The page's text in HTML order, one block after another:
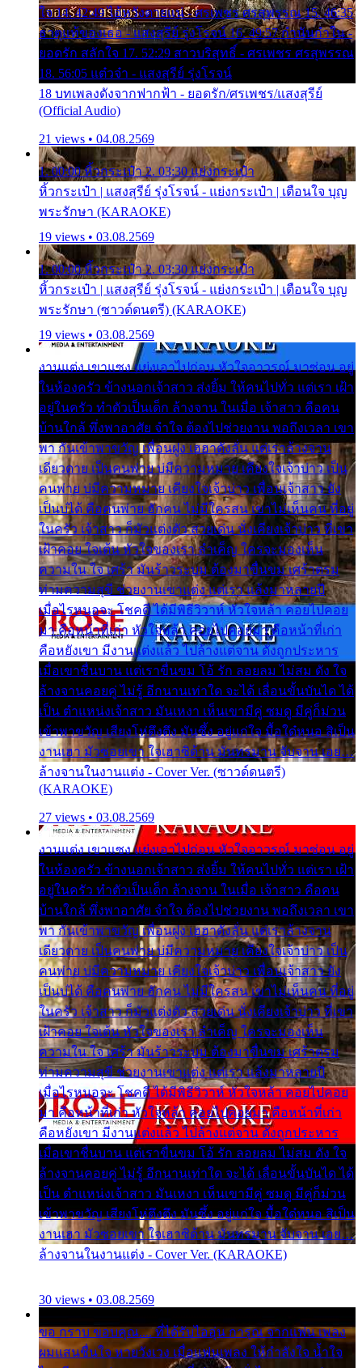
ใจ 14. 42:49 ไอ้หวังตายแน่ - ศรเพชร ศรสุพรรณ 15. 46:35
ธาตุแท้ของเธอ - แสงสุรีย์ รุ่งโรจน์ 16. 49:57 กำนันกำใน -
ยอดรัก สลักใจ 17. 52:29 สาวบริสุทธิ์ - ศรเพชร ศรสุพรรณ
18. 56:05 แต๋วจ๋า - แสงสุรีย์ รุ่งโรจน์
18 บทเพลงดังจากฟากฟ้า - ยอดรัก/ศรเพชร/แสงสุรีย์
(Official Audio)
21 views • 04.08.2569
1. 00:00 หิ้วกระเป๋า 2. 03:30 แย่งกระเป๋า
หิ้วกระเป๋า | แสงสุรีย์ รุ่งโรจน์ - แย่งกระเป๋า | เตือนใจ บุญ
พระรักษา (KARAOKE)
19 views • 03.08.2569
1. 00:00 หิ้วกระเป๋า 2. 03:30 แย่งกระเป๋า
หิ้วกระเป๋า | แสงสุรีย์ รุ่งโรจน์ - แย่งกระเป๋า | เตือนใจ บุญ
พระรักษา (ซาวด์ดนตรี) (KARAOKE)
19 views • 03.08.2569
งานแต่ง เขาแซง แย่งเอาไปก่อน หัวใจอาวรณ์ มาซ่อน อยู่
ในห้องครัว ข้างนอกเจ้าสาว ส่งยิ้ม ให้คนไปทั่ว แต่เรา เฝ้า
อยู่ในครัว ทำตัวเป็นเด็ก ล้างจาน ในเมื่อ เจ้าสาว คือคน
บ้านใกล้ พึ่งพาอาศัย จำใจ ต้องไปช่วยงาน พอถึงเวลา เขา
พา กันเข้าพาขวัญ เพื่อนฝูง เฮฮาดังลั่น แต่เราล้างจาน
เดียวดาย เป็นคนพ่าย บ่มีความหมาย เคียงใจเจ้าบ่าว เป็น
คนพ่าย บ่มีความหมาย เคียงใจเจ้าบ่าว เพื่อนเจ้าสาว ยัง
เป็นบ่ได้ คือคนพ่าย ฮักคน ไม่มีใครสน เขาไม่เห็นคน ที่อยู่
ในครัว เจ้าสาว ก็มัวแต่งตัว สวยเด่น นั่งเคียงเจ้าบ่าว ที่เขา
เฝ้าคอย ใจเต้น หัวใจของเรา ลำเค็ญ ใครจะมองเห็น
ความใน ใจ เศร้า มันร้าวระบม ต้องมาขื่นขม เศร้าตรม
ท่ามความสุขี ช่วยงานเขาแต่ง แต่เรา แล้งมาหลายปี
เมื่อไรหนอจะ โชคดี ได้มีพิธีวิวาห์ หัวใจหล้า คอยไปคอย
มา คือหน้าที่เก่า หัวใจหล้า คอยไปคอยมา คือหน้าที่เก่า
คือหยังเขา มีงานแต่งแล้ว ไปล้างแต่จาน ดั่งถูกประหาร
เมื่อเขาชื่นบาน แต่เราขื่นขม โอ้ รัก ลอยลม ไม่สม ดัง ใจ
ล้างจานคอยคู่ ไม่รู้ อีกนานเท่าใด จะได้ เลื่อนขั้นบันได ได้
เป็น ตำแหน่งเจ้าสาว มันเหงา เห็นเขามีคู่ ซมดู มีคู่ก็ม่วน
เข้าพาขวัญ เสียงโห่ตึงตึง มันซึ้ง อยู่แก่ใจ มื้อใด๋หนอ สิเป็น
งานเฮา มัวซอยเขา ใจเฮาซิด้าน มันทรมาน จับจาน เอย…
ล้างจานในงานแต่ง - Cover Ver. (ซาวด์ดนตรี)
(KARAOKE)
27 views • 03.08.2569
งานแต่ง เขาแซง แย่งเอาไปก่อน หัวใจอาวรณ์ มาซ่อน อยู่
ในห้องครัว ข้างนอกเจ้าสาว ส่งยิ้ม ให้คนไปทั่ว แต่เรา เฝ้า
อยู่ในครัว ทำตัวเป็นเด็ก ล้างจาน ในเมื่อ เจ้าสาว คือคน
บ้านใกล้ พึ่งพาอาศัย จำใจ ต้องไปช่วยงาน พอถึงเวลา เขา
พา กันเข้าพาขวัญ เพื่อนฝูง เฮฮาดังลั่น แต่เราล้างจาน
เดียวดาย เป็นคนพ่าย บ่มีความหมาย เคียงใจเจ้าบ่าว เป็น
คนพ่าย บ่มีความหมาย เคียงใจเจ้าบ่าว เพื่อนเจ้าสาว ยัง
เป็นบ่ได้ คือคนพ่าย ฮักคน ไม่มีใครสน เขาไม่เห็นคน ที่อยู่
ในครัว เจ้าสาว ก็มัวแต่งตัว สวยเด่น นั่งเคียงเจ้าบ่าว ที่เขา
เฝ้าคอย ใจเต้น หัวใจของเรา ลำเค็ญ ใครจะมองเห็น
ความใน ใจ เศร้า มันร้าวระบม ต้องมาขื่นขม เศร้าตรม
ท่ามความสุขี ช่วยงานเขาแต่ง แต่เรา แล้งมาหลายปี
เมื่อไรหนอจะ โชคดี ได้มีพิธีวิวาห์ หัวใจหล้า คอยไปคอย
มา คือหน้าที่เก่า หัวใจหล้า คอยไปคอยมา คือหน้าที่เก่า
คือหยังเขา มีงานแต่งแล้ว ไปล้างแต่จาน ดั่งถูกประหาร
เมื่อเขาชื่นบาน แต่เราขื่นขม โอ้ รัก ลอยลม ไม่สม ดัง ใจ
ล้างจานคอยคู่ ไม่รู้ อีกนานเท่าใด จะได้ เลื่อนขั้นบันได ได้
เป็น ตำแหน่งเจ้าสาว มันเหงา เห็นเขามีคู่ ซมดู มีคู่ก็ม่วน
เข้าพาขวัญ เสียงโห่ตึงตึง มันซึ้ง อยู่แก่ใจ มื้อใด๋หนอ สิเป็น
งานเฮา มัวซอยเขา ใจเฮาซิด้าน มันทรมาน จับจาน เอย…
ล้างจานในงานแต่ง - Cover Ver. (KARAOKE)
30 views • 03.08.2569
ขอ กราบ ขอบคุณ.... ที่ได้รับไออุ่น การุณ จากแฟน เพลง
ผมแสนชื่นใจ หายวังเวง เมื่อแฟนเพลง ให้กำลังใจ น้ำใจ